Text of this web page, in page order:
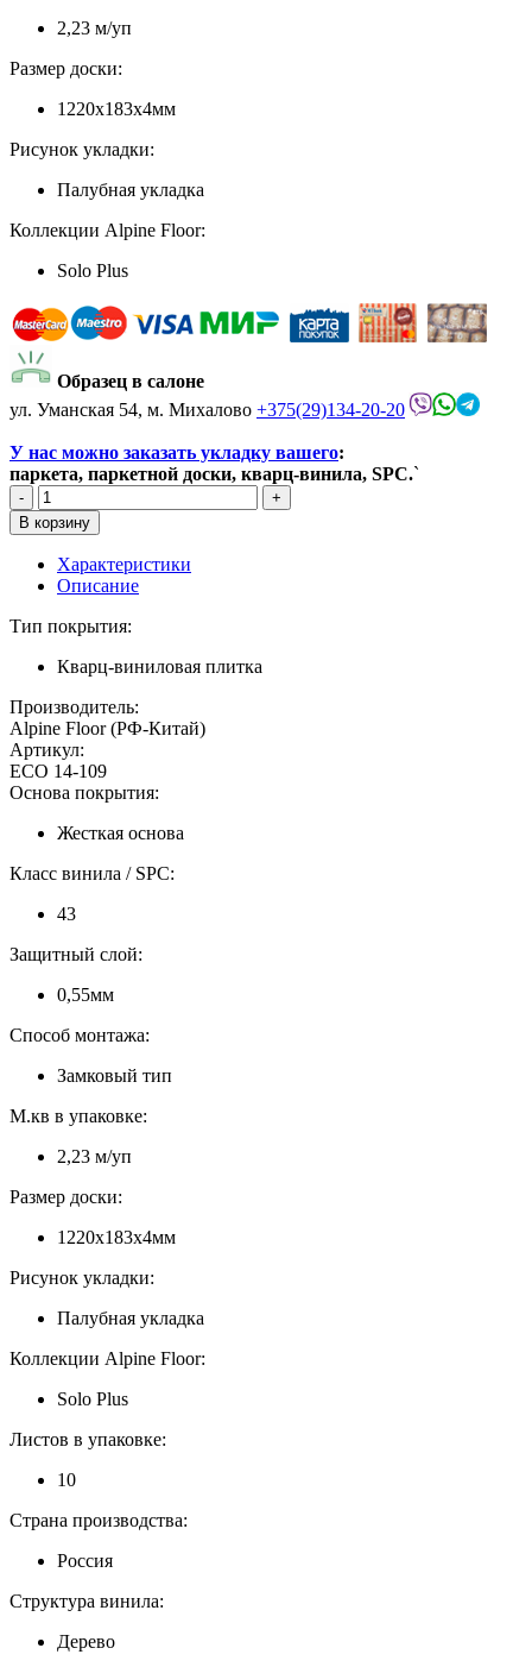
2,23 м/уп
Размер доски:
1220х183х4мм
Рисунок укладки:
Палубная укладка
Коллекции Alpine Floor:
Solo Plus
Образец в салоне
ул. Уманская 54, м. Михалово +375(29)134-20-20
У нас можно заказать укладку вашего:
паркета, паркетной доски, кварц-винила, SPC.`
Характеристики
Описание
Тип покрытия:
Кварц-виниловая плитка
Производитель:
Alpine Floor (РФ-Китай)
Артикул:
ECO 14-109
Основа покрытия:
Жесткая основа
Класс винила / SPC:
43
Защитный слой:
0,55мм
Способ монтажа:
Замковый тип
М.кв в упаковке:
2,23 м/уп
Размер доски:
1220х183х4мм
Рисунок укладки:
Палубная укладка
Коллекции Alpine Floor:
Solo Plus
Листов в упаковке:
10
Страна производства:
Россия
Структура винила:
Дерево